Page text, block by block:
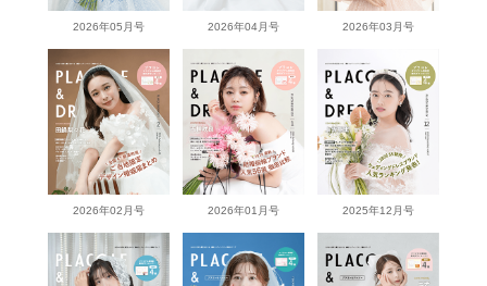
2026年05月号 2026年04月号 2026年03月号
2026年02月号 2026年01月号 2025年12月号